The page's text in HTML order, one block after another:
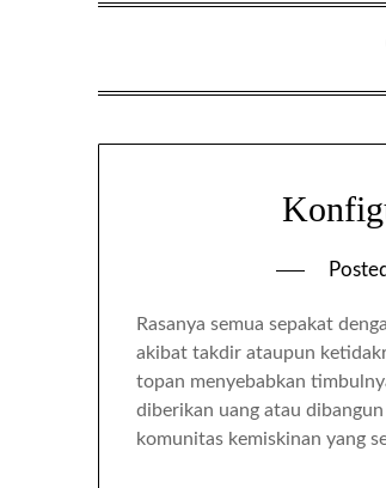
Rasanya semua sepakat
akibat takdir ataupun
topan menyebabkan
diberikan uang atau
komunitas kemiskinan yang